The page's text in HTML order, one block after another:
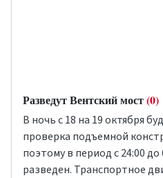
Разведут Вентский мост(0)
В ночь с 18 на 19 октября
проверка подъемной
поэтому в период с 24:00 до
разведен. Транспортное